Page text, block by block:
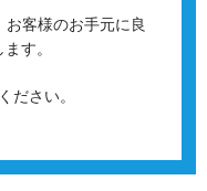
客様のお手元に良
す。
ださい。